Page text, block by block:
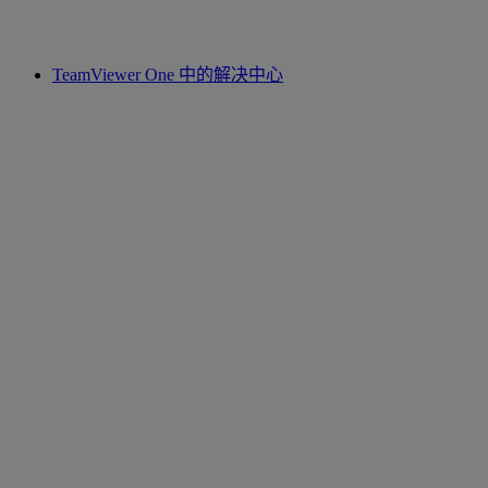
TeamViewer One 中的解决中心